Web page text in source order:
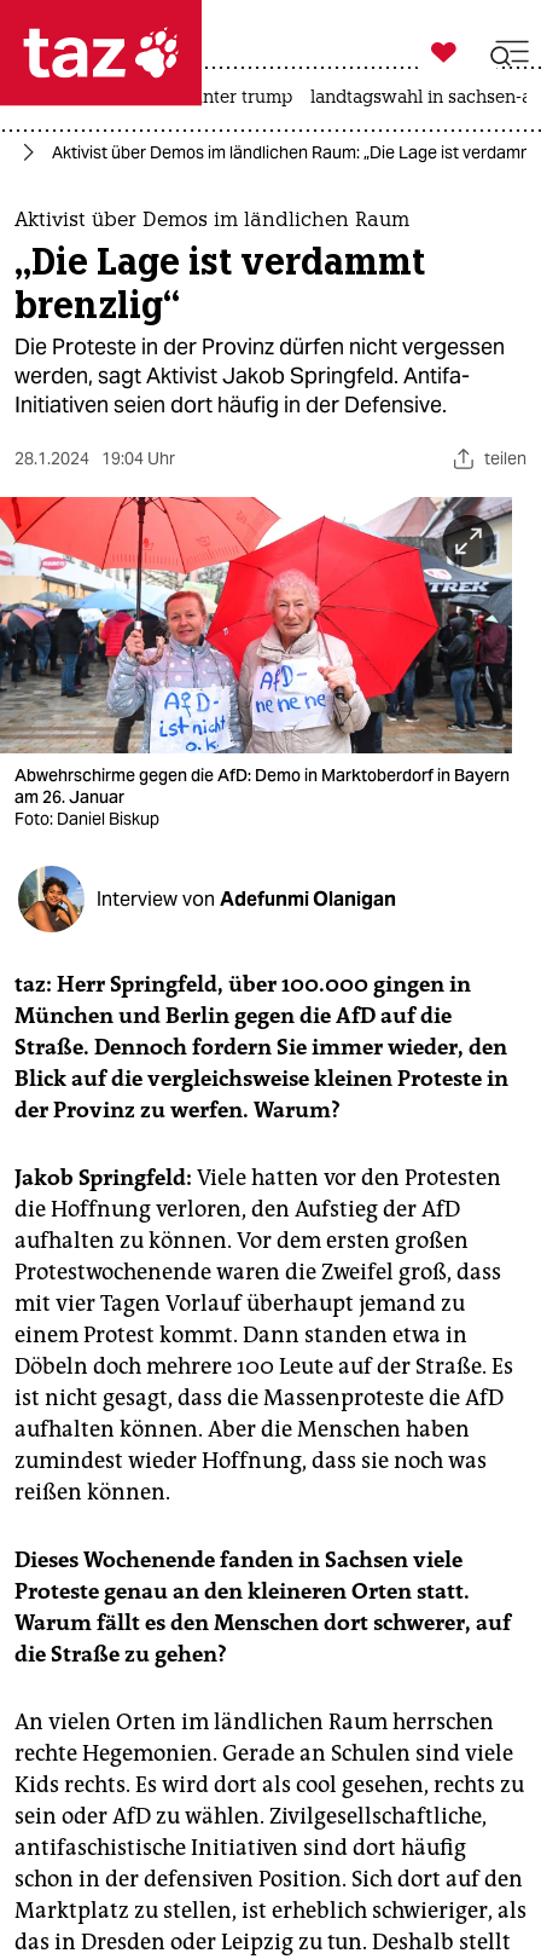
 taz zahl ich
taz zahl ich
themen
politik
öko
gesellschaft
sport
berlin
nord
wahrheit
verlag
verlag
veranstaltungen
fragen & hilfe
abo
genossenschaft
epaper login

taz zahl ich
usa unter trump landtagswahl in sachsen-
Aktivist über Demos im ländlichen Raum: „Die Lage ist
Aktivist über Demos im ländlichen Raum
„Die Lage ist verdammt
brenzlig“
Die Proteste in der Provinz dürfen nicht vergessen
werden, sagt Aktivist Jakob Springfeld. Antifa-
Initiativen seien dort häufig in der Defensive.
28.1.2024 19:04 Uhr teilen
Abwehrschirme gegen die AfD: Demo in Marktoberdorf in Bayern
am 26. Januar
Foto: Daniel Biskup
Interview von Adefunmi Olanigan
taz: Herr Springfeld, über 100.000 gingen in
München und Berlin gegen die AfD auf die
Straße. Dennoch fordern Sie immer wieder, den
Blick auf die vergleichsweise kleinen Proteste in
der Provinz zu werfen. Warum?
Jakob Springfeld: Viele hatten vor den Protesten
die Hoffnung verloren, den Aufstieg der AfD
aufhalten zu können. Vor dem ersten großen
Protestwochenende waren die Zweifel groß, dass
mit vier Tagen Vorlauf überhaupt jemand zu
einem Protest kommt. Dann standen etwa in
Döbeln doch mehrere 100 Leute auf der Straße. Es
ist nicht gesagt, dass die Massenproteste die AfD
aufhalten können. Aber die Menschen haben
zumindest wieder Hoffnung, dass sie noch was
reißen können.
Dieses Wochenende fanden in Sachsen viele
Proteste genau an den kleineren Orten statt.
Warum fällt es den Menschen dort schwerer, auf
die Straße zu gehen?
An vielen Orten im ländlichen Raum herrschen
rechte Hegemonien. Gerade an Schulen sind viele
Kids rechts. Es wird dort als cool gesehen, rechts zu
sein oder AfD zu wählen. Zivilgesellschaftliche,
antifaschistische Initiativen sind dort häufig
schon in der defensiven Position. Sich dort auf den
Marktplatz zu stellen, ist erheblich schwieriger, als
das in Dresden oder Leipzig zu tun. Deshalb stellt